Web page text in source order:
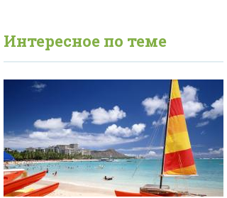
Интересное по теме